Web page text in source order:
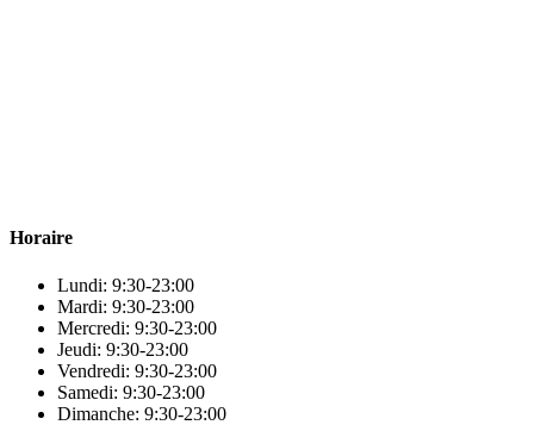
Horaire
Lundi: 9:30-23:00
Mardi: 9:30-23:00
Mercredi: 9:30-23:00
Jeudi: 9:30-23:00
Vendredi: 9:30-23:00
Samedi: 9:30-23:00
Dimanche: 9:30-23:00